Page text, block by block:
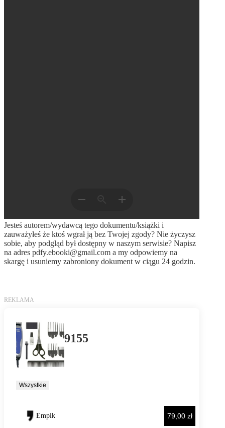
Jesteś autorem/wydawcą tego dokumentu/książki i
zauważyłeś że ktoś wgrał ją bez Twojej zgody? Nie życzysz
sobie, aby podgląd był dostępny w naszym serwisie? Napisz
na adres pdfy.ebooki@gmail.com a my odpowiemy na
skargę i usuniemy zabroniony dokument w ciągu 24 godzin.